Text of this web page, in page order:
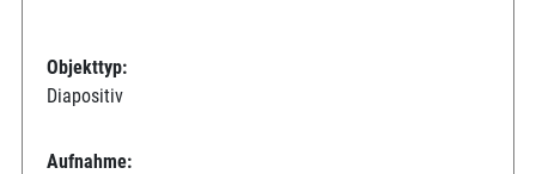
Objekttyp:
Diapositiv
Aufnahme: